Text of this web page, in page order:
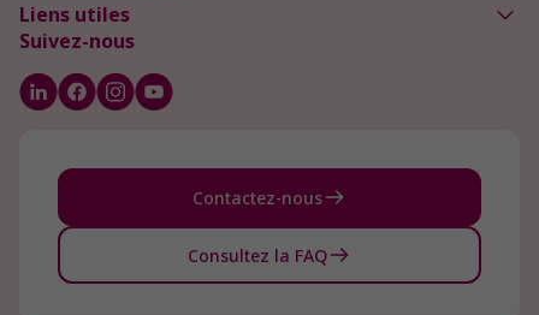
Liens utiles
Suivez-nous
Contactez-nous
Consultez la FAQ